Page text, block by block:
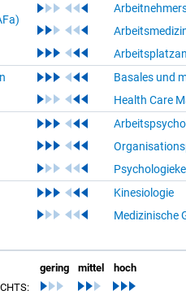
Basales und
Health Care
Kinesiologie
Medizinische
gering mittel
hoch